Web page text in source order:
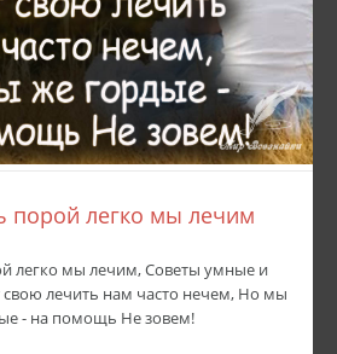
порой легко мы лечим
легко мы лечим, Советы умные и
свою лечить нам часто нечем, Но мы
- на помощь Не зовем!